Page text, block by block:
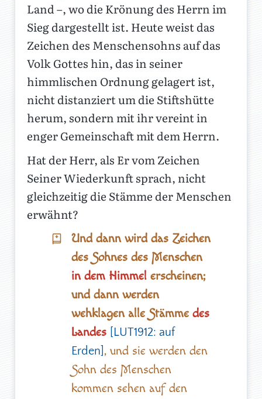
Land –, wo die Krönung des Herrn im
Sieg dargestellt ist. Heute weist das
Zeichen des Menschensohns auf das
Volk Gottes hin, das in seiner
himmlischen Ordnung gelagert ist,
nicht distanziert um die Stiftshütte
herum, sondern mit ihr vereint in
enger Gemeinschaft mit dem Herrn.
Hat der Herr, als Er vom Zeichen
Seiner Wiederkunft sprach, nicht
gleichzeitig die Stämme der Menschen
erwähnt?
Und dann wird das Zeichen
des Sohnes des Menschen
in dem Himmelerscheinen;
und dann werden
wehklagen alle Stämme des
Landes
[LUT1912: auf
Erden] , und sie werden den
Sohn des Menschen
kommen sehen auf den